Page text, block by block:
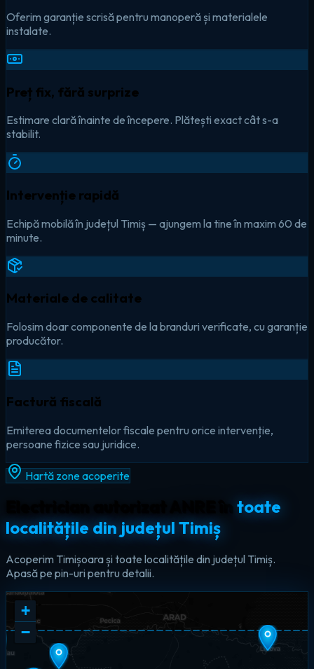
Oferim garanție scrisă pentru manoperă și materialele
instalate.
Preț fix, fără surprize
Estimare clară înainte de începere. Plătești exact cât s-a
stabilit.
Intervenție rapidă
Echipă mobilă în județul Timiș — ajungem la tine în maxim 60 de
minute.
Materiale de calitate
Folosim doar componente de la branduri verificate, cu garanție
producător.
Factură fiscală
Emiterea documentelor fiscale pentru orice intervenție,
persoane fizice sau juridice.
Hartă zone acoperite
toate
localitățile din județul Timiș
Acoperim Timișoara și toate localitățile din județul Timiș.
Apasă pe pin-uri pentru detalii.
+
−